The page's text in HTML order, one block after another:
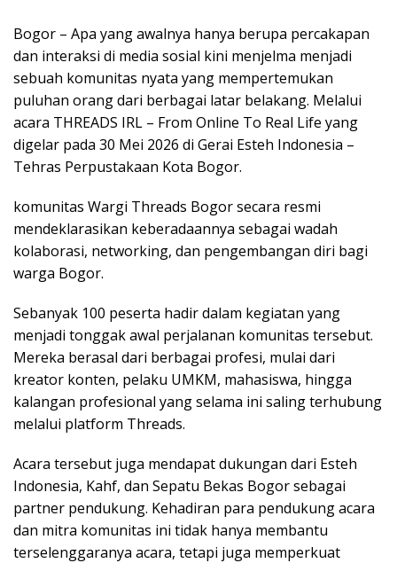
Bogor – Apa yang awalnya hanya berupa percakapan
dan interaksi di media sosial kini menjelma menjadi
sebuah komunitas nyata yang mempertemukan
puluhan orang dari berbagai latar belakang. Melalui
acara THREADS IRL – From Online To Real Life yang
digelar pada 30 Mei 2026 di Gerai Esteh Indonesia –
Tehras Perpustakaan Kota Bogor.
komunitas Wargi Threads Bogor secara resmi
mendeklarasikan keberadaannya sebagai wadah
kolaborasi, networking, dan pengembangan diri bagi
warga Bogor.
Sebanyak 100 peserta hadir dalam kegiatan yang
menjadi tonggak awal perjalanan komunitas tersebut.
Mereka berasal dari berbagai profesi, mulai dari
kreator konten, pelaku UMKM, mahasiswa, hingga
kalangan profesional yang selama ini saling terhubung
melalui platform Threads.
Acara tersebut juga mendapat dukungan dari Esteh
Indonesia, Kahf, dan Sepatu Bekas Bogor sebagai
partner pendukung. Kehadiran para pendukung acara
dan mitra komunitas ini tidak hanya membantu
terselenggaranya acara, tetapi juga memperkuat